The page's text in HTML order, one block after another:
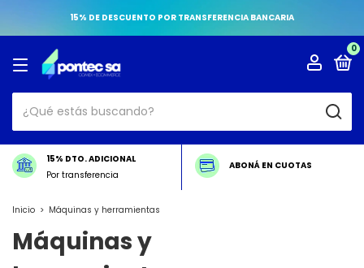
15% DE DESCUENTO POR TRANSFERENCIA BANCARIA
0
15% DTO. ADICIONAL
Por transferencia
ABONÁ EN CUOTAS
Inicio > Máquinas y herramientas
Máquinas y